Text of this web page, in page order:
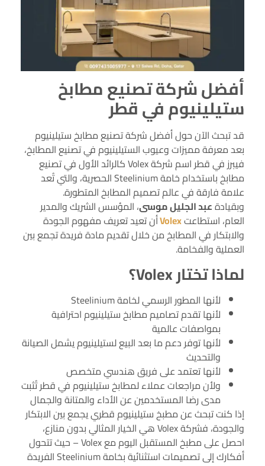
أفضل شركة تصنيع مطابخ
ستيلينيوم في قطر
قد تبحث الآن حول أفضل شركة تصنيع مطابخ ستيلينيوم
بعد معرفة مميزات وعيوب الستيلينيوم في تصنيع المطابخ،
فيبرز في قطر اسم شركة Volex كالرائد الأول في تصنيع
مطابخ باستخدام خامة Steelinium الحصرية، والتي تُعد
علامة فارقة في عالم تصميم المطابخ المتطورة.
وبقيادةعبد الجليل موسى، المؤسس الشريك والمدير
العام، استطاعتVolexأن تعيد تعريف مفهوم الجودة
والابتكار في المطابخ من خلال تقديم مادة فريدة تجمع بين
العملية والفخامة.
لماذا تختار Volex؟
لأنها المطور الرسمي لخامة Steelinium
لأنها تقدم تصاميم مطابخ ستيلينيوم احترافية
بمواصفات عالمية
لأنها توفر دعم ما بعد البيع لستيلينيوم يشمل الصيانة
والتحديث
لأنها تعتمد على فريق هندسي متخصص
ولأن مراجعات عملاء لمطابخ ستيلينيوم في قطر تُثبت
مدى رضا المستخدمين عن الأداء والمتانة والجمال
إذا كنت تبحث عن مطبخ ستيلينيوم قطري يجمع بين الابتكار
والجودة، فشركة Volex هي الخيار المثالي بدون منازع،
احصل على مطبخ المستقبل اليوم مع Volex – حيث تتحول
أفكارك إلى تصميمات استثنائية بخامة Steelinium الفريدة